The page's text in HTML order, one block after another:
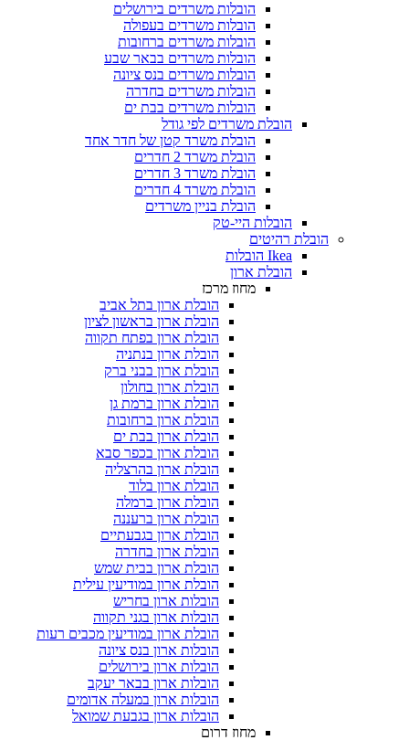
הובלות משרדים בירושלים
הובלות משרדים בעפולה
הובלות משרדים ברחובות
הובלות משרדים בבאר שבע
הובלות משרדים בנס ציונה
הובלות משרדים בחדרה
הובלות משרדים בבת ים
הובלת משרדים לפי גודל
הובלת משרד קטן של חדר אחד
הובלת בניין משרדים
הובלת ארון בתל אביב
הובלת ארון בראשון לציון
הובלת ארון בפתח תקווה
הובלת ארון בנתניה
הובלת ארון בבני ברק
הובלת ארון בחולון
הובלת ארון ברמת גן
הובלת ארון ברחובות
הובלת ארון בבת ים
הובלת ארון בכפר סבא
הובלת ארון בהרצליה
הובלת ארון ברמלה
הובלת ארון ברעננה
הובלת ארון בגבעתיים
הובלת ארון בחדרה
הובלת ארון בבית שמש
הובלת ארון במודיעין עילית
הובלות ארון בחריש
הובלות ארון בגני תקווה
הובלת ארון במודיעין מכבים רעות
הובלות ארון בנס ציונה
הובלות ארון בירושלים
הובלות ארון בבאר יעקב
הובלות ארון במעלה אדומים
הובלות ארון בגבעת שמואל